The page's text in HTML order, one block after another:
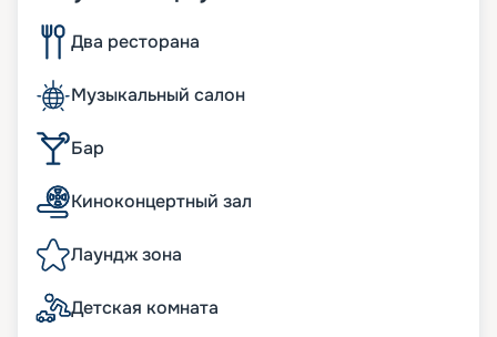
Два ресторана
Музыкальный салон
Бар
Киноконцертный зал
Лаундж зона
Детская комната